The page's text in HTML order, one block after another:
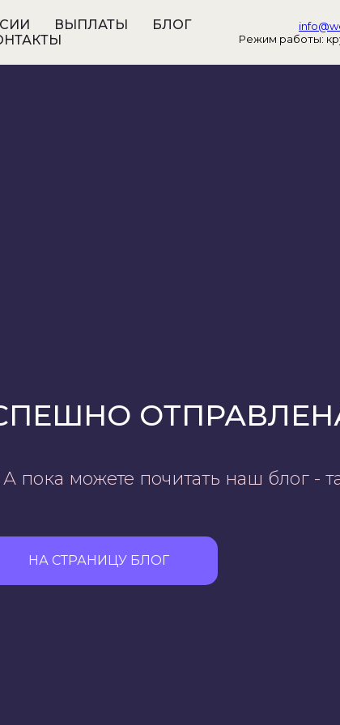
ВЫПЛАТЫ
БЛОГ
Режим работы:
можете почитать наш блог -
НА СТРАНИЦУ БЛОГ